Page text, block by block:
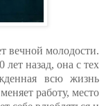
вечной молодости.
назад, она с тех
всю жизнь
работу, место